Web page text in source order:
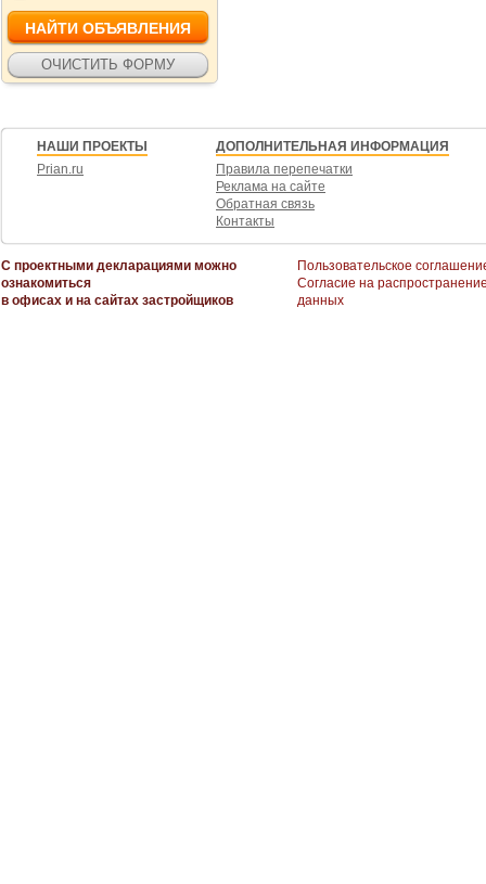
НАШИ ПРОЕКТЫ
Prian.ru
ДОПОЛНИТЕЛЬНАЯ ИНФОРМАЦИЯ
Правила перепечатки
Реклама на сайте
Обратная связь
Контакты
С проектными декларациями можно
ознакомиться
в офисах и на сайтах застройщиков
Пользовательское
Согласие на
данных